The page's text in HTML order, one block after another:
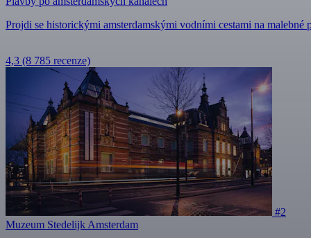
Projdi se historickými amsterdamskými vodními cestami na malebné
4,3 (8 785 recenze)
#2
Muzeum Stedelijk Amsterdam